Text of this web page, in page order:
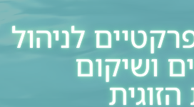
לניהול
ושיקום